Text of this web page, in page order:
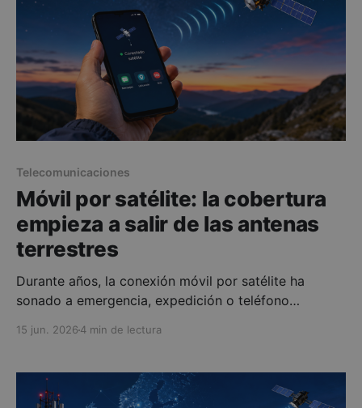
Telecomunicaciones
Móvil por satélite: la cobertura
empieza a salir de las antenas
terrestres
Durante años, la conexión móvil por satélite ha
sonado a emergencia, expedición o teléfono
mucho más ambiciosa: que un smartphone normal
incluso cursar voz cuando no hay cobertura
terrestre. En Europa este tema ya
15 jun. 2026 4 min de lectura